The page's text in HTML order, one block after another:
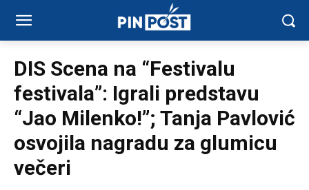
DIS Scena na “Festivalu
festivala”: Igrali predstavu
“Jao Milenko!”; Tanja Pavlović
osvojila nagradu za glumicu
večeri